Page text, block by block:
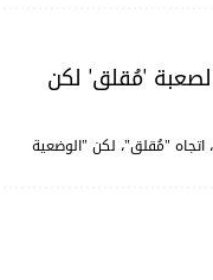
'مُقلق' لكن
الاقتصاد، معز السوسي، إن تراجع احتياطي العملة الصعبة إلى 91 يوما، اتجاه "مُقلق"، لكن "الوضعية